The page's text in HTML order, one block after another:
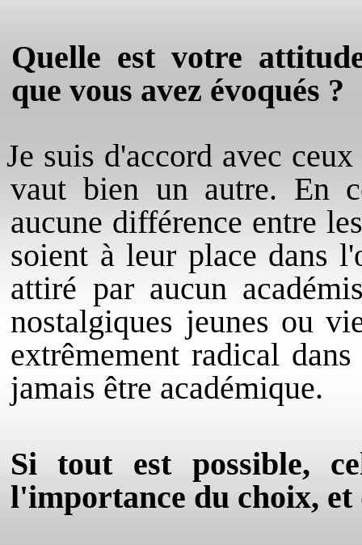
Quelle est votre
que vous avez évoqués ?
Je suis d'accord avec
vaut bien un autre. En
aucune différence entre
soient à leur place dans
attiré par aucun
nostalgiques jeunes ou
extrêmement radical
jamais être académique.
Si tout est possible,
l'importance du choix, et